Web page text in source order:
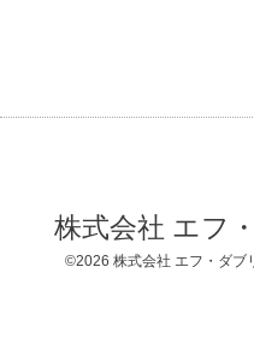
株式会社 エフ
©2026 株式会社 エフ・ダブ